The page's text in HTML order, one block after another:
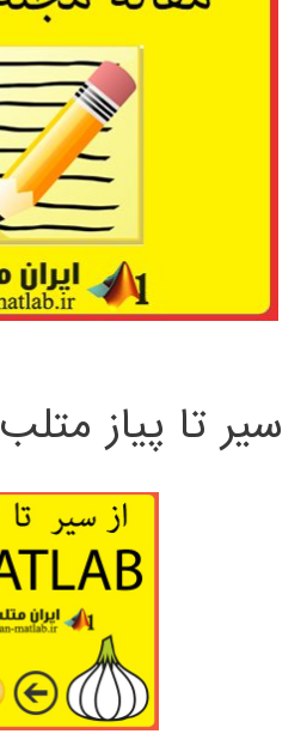
سیر تا پیاز متلب MATLAB